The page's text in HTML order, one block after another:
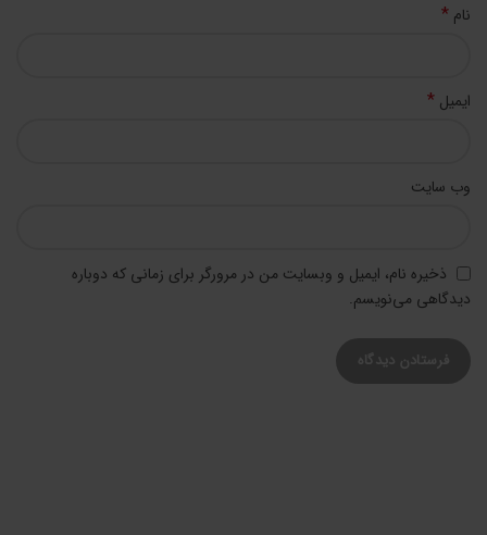
نام *
ایمیل *
وب‌ سایت
ذخیره نام، ایمیل و وبسایت من در مرورگر برای زمانی که دوباره
دیدگاهی می‌نویسم.